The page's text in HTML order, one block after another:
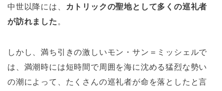
中世以降には、
カトリックの聖地として多くの巡礼者
が訪れました 。
しかし、満ち引きの激しいモン・サン＝ミッシェルで
は、満潮時には短時間で周囲を海に沈める猛烈な勢い
の潮によって、たくさんの巡礼者が命を落としたと言